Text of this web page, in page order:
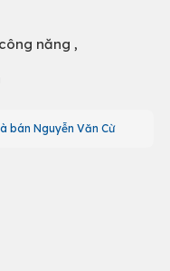
năng ,
bán Nguyễn Văn Cừ